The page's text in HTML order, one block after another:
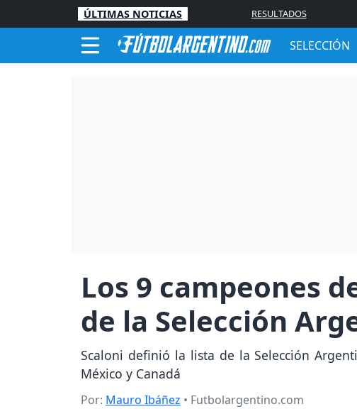
ÚLTIMAS NOTICIAS RESULTADOS
SELECCIÓN
Los 9 campeones
de la Selección
Scaloni definió la lista de la Selección
México y Canadá
Por: Mauro Ibáñez • Futbolargentino.com